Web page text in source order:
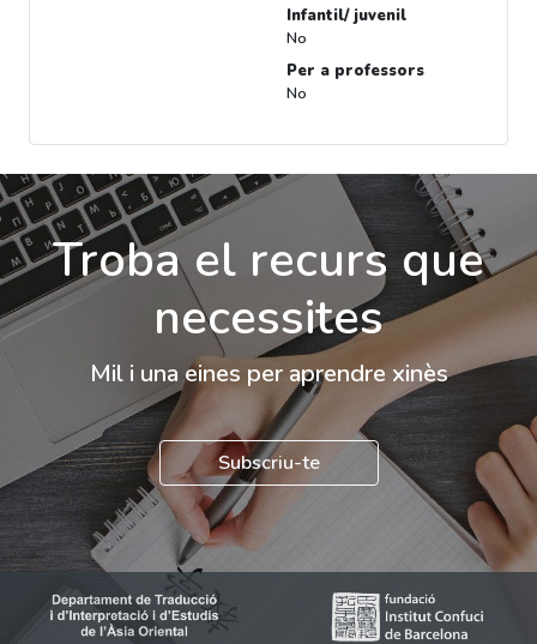
Infantil/ juvenil
No
Per a professors
No
Troba el recurs que
necessites
Mil i una eines per aprendre xinès
Subscriu-te